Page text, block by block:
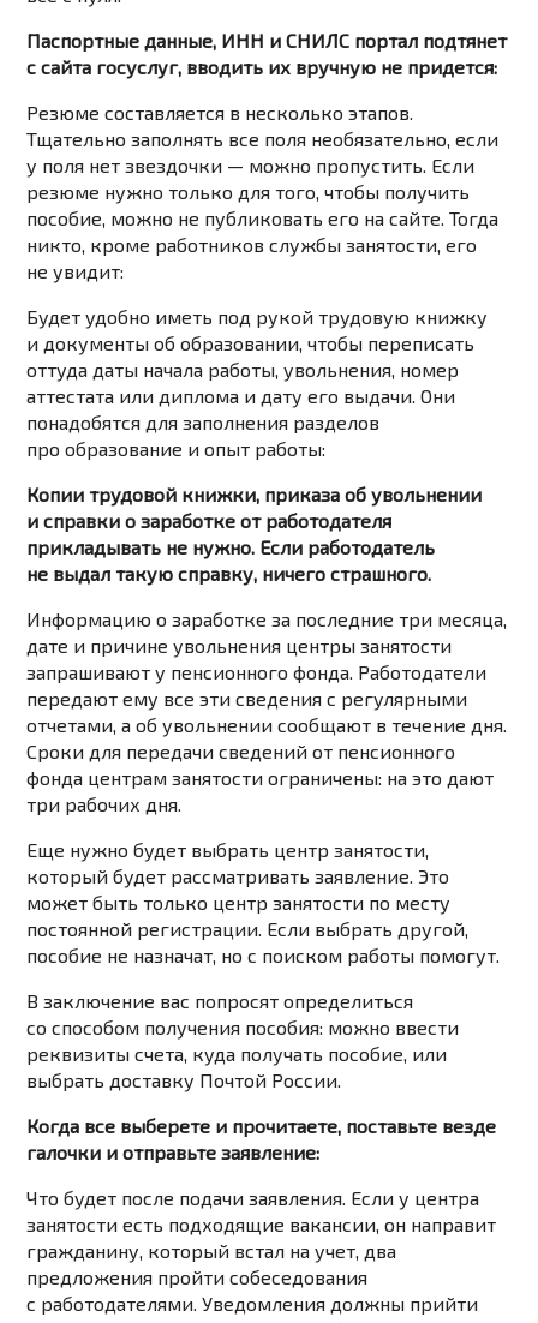
Паспортные данные, ИНН и СНИЛС портал подтянет
с сайта госуслуг, вводить их вручную не придется:
Резюме составляется в несколько этапов.
Тщательно заполнять все поля необязательно, если
у поля нет звездочки — можно пропустить. Если
резюме нужно только для того, чтобы получить
пособие, можно не публиковать его на сайте. Тогда
никто, кроме работников службы занятости, его
не увидит:
Будет удобно иметь под рукой трудовую книжку
и документы об образовании, чтобы переписать
оттуда даты начала работы, увольнения, номер
аттестата или диплома и дату его выдачи. Они
понадобятся для заполнения разделов
про образование и опыт работы:
Копии трудовой книжки, приказа об увольнении
и справки о заработке от работодателя
прикладывать не нужно. Если работодатель
не выдал такую справку, ничего страшного.
Информацию о заработке за последние три месяца,
дате и причине увольнения центры занятости
запрашивают у пенсионного фонда. Работодатели
передают ему все эти сведения с регулярными
отчетами, а об увольнении сообщают в течение дня.
Сроки для передачи сведений от пенсионного
фонда центрам занятости ограничены: на это дают
три рабочих дня.
Еще нужно будет выбрать центр занятости,
который будет рассматривать заявление. Это
может быть только центр занятости по месту
постоянной регистрации. Если выбрать другой,
пособие не назначат, но с поиском работы помогут.
В заключение вас попросят определиться
со способом получения пособия: можно ввести
реквизиты счета, куда получать пособие, или
выбрать доставку Почтой России.
Когда все выберете и прочитаете, поставьте везде
галочки и отправьте заявление:
Что будет после подачи заявления. Если у центра
занятости есть подходящие вакансии, он направит
гражданину, который встал на учет, два
предложения пройти собеседования
с работодателями. Уведомления должны прийти